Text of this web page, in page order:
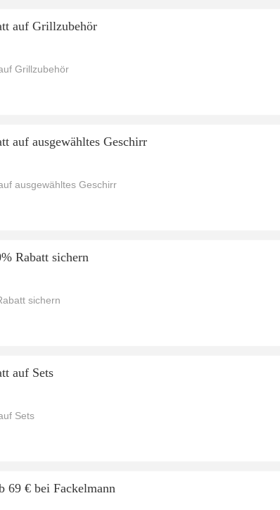
auf Grillzubehör
Grillzubehör
auf ausgewähltes Geschirr
ausgewähltes Geschirr
Rabatt sichern
sichern
auf Sets
Sets
69 € bei Fackelmann